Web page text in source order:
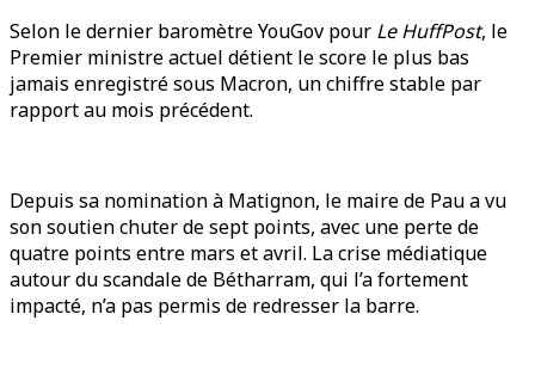
Selon le dernier baromètre YouGov pour Le HuffPost, le
Premier ministre actuel détient le score le plus bas
jamais enregistré sous Macron, un chiffre stable par
rapport au mois précédent.
Depuis sa nomination à Matignon, le maire de Pau a vu
son soutien chuter de sept points, avec une perte de
quatre points entre mars et avril. La crise médiatique
autour du scandale de Bétharram, qui l’a fortement
impacté, n’a pas permis de redresser la barre.